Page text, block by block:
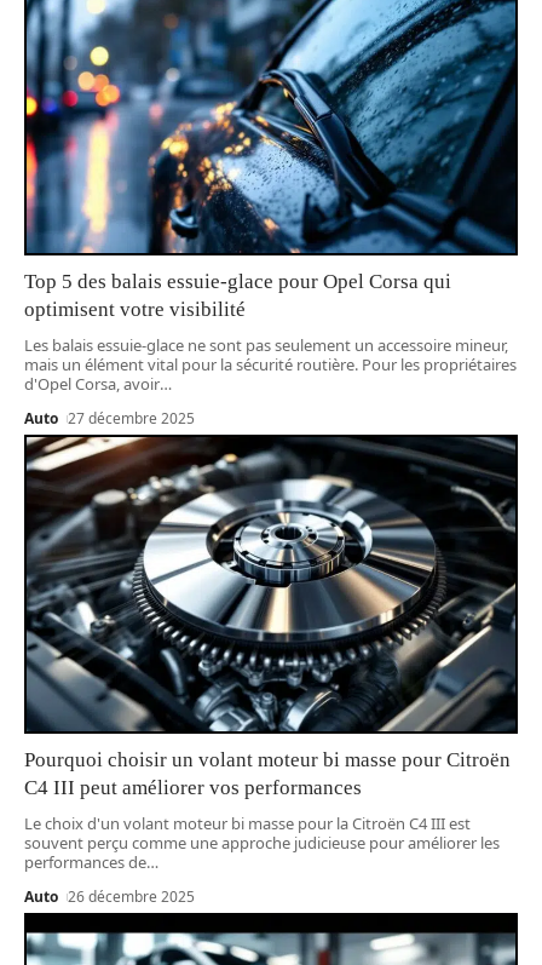
Top 5 des balais essuie-glace pour Opel Corsa qui
optimisent votre visibilité
Les balais essuie-glace ne sont pas seulement un accessoire mineur,
mais un élément vital pour la sécurité routière. Pour les propriétaires
d'Opel Corsa, avoir…
Auto 27 décembre 2025
Pourquoi choisir un volant moteur bi masse pour Citroën
C4 III peut améliorer vos performances
Le choix d'un volant moteur bi masse pour la Citroën C4 III est
souvent perçu comme une approche judicieuse pour améliorer les
performances de…
Auto 26 décembre 2025